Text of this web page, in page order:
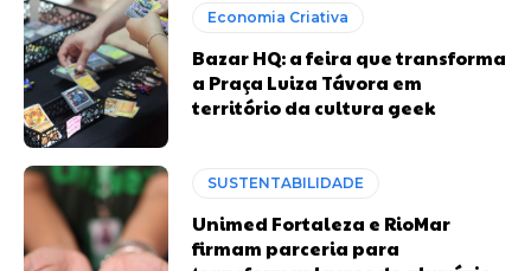
Economia Criativa
Bazar HQ: a feira que transforma
a Praça Luiza Távora em
território da cultura geek
SUSTENTABILIDADE
Unimed Fortaleza e RioMar
firmam parceria para